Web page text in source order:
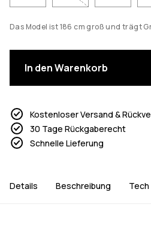
Das Model ist 186 cm groß und trägt
In den Warenkorb
Kostenloser Versand &
30 Tage Rückgaberecht
Schnelle Lieferung
Details Beschreibung Tech